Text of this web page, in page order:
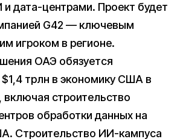
и дата-центрами. Проект будет
G42 — ключевым
игроком в регионе.
ОАЭ обязуется
$1,4 трлн в экономику США в
включая строительство
обработки данных на
Строительство ИИ-кампуса